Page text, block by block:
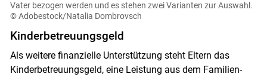
Vater bezogen werden und es stehen zwei Varianten zur Auswahl.
© Adobestock/Natalia Dombrovsch
Kinderbetreuungsgeld
Als weitere finanzielle Unterstützung steht Eltern das
Kinderbetreuungsgeld, eine Leistung aus dem Familien-